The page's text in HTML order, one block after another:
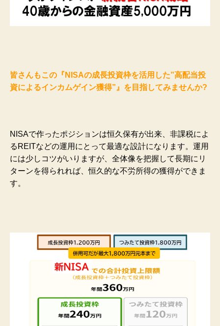
皆さんもこの『NISAの成長投資枠を活用した”高配当投
資によるインカムゲイン獲得”』を目指してみませんか?
NISAで作ったポジションは恒久保有が出来、非課税によ
るREITなどの運用にとって最適な設計になります。運用
には少しコツがいりますが、全体像を把握して長期にリ
ターンを得られれば、恒久的な不労所得の獲得ができま
す。